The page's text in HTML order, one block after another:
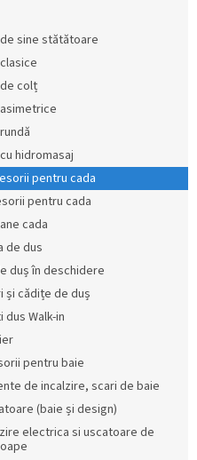
sine stătătoare
colț
hidromasaj
pentru cada
pentru cada
cada
de dus
duș în deschidere
și cădițe de duș
dus Walk-in
pentru baie
de incalzire, scari de baie
(baie și design)
electrica si uscatoare de